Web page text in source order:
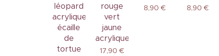
léopard
acrylique
écaille
de
tortue
rouge
vert
jaune
acrylique
17,90 €
8,90 € 8,90 €